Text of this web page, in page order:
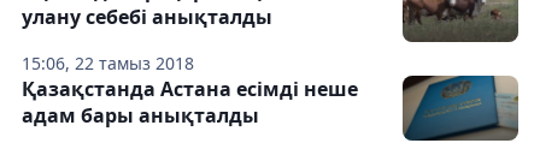
15:06, 22 тамыз 2018
улану себебі анықталды
Қазақстанда Астана есімді неше
адам бары анықталды